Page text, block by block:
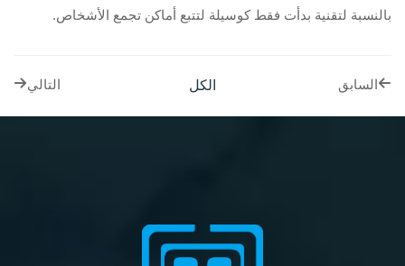
بالنسبة لتقنية بدأت فقط كوسيلة لتتبع أماكن تجمع الأشخاص.
السابق الكل التالي